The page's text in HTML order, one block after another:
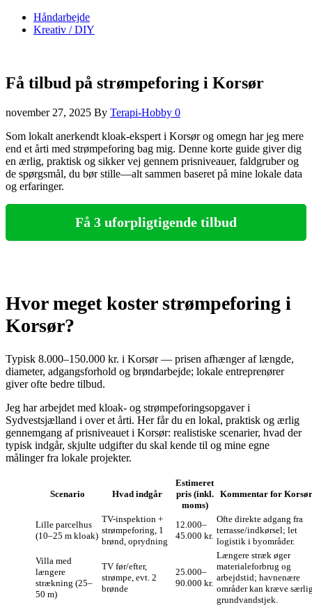
Håndarbejde
Kreativ / DIY
Få tilbud på strømpeforing i Korsør
november 27, 2025 By Terapi-Hobby 0
Som lokalt anerkendt kloak-ekspert i Korsør og omegn har jeg mere
end et årti med strømpeforing bag mig. Denne korte guide giver dig
en ærlig, praktisk og sikker vej gennem prisniveauer, faldgruber og
de spørgsmål, du bør stille—alt sammen baseret på mine lokale data
og erfaringer.
Få 3 uforpligtigende tilbud
Hvor meget koster strømpeforing i
Korsør?
Typisk 8.000–150.000 kr. i Korsør — prisen afhænger af længde,
diameter, adgangsforhold og brøndarbejde; lokale entreprenører
giver ofte bedre tilbud.
Jeg har arbejdet med kloak- og strømpeforingsopgaver i
Sydvestsjælland i over et årti. Her får du en lokal, praktisk og ærlig
gennemgang af prisniveauet i Korsør: realistiske scenarier, hvad der
typisk indgår, skjulte udgifter du skal kende til og mine egne
målinger fra lokale projekter.
Scenario Hvad indgår
Estimeret
pris (inkl.
moms)
Kommentar for Korsør
Lille parcelhus
(10–25 m kloak)
TV-inspektion +
strømpeforing, 1
brønd, oprydning
12.000–
45.000 kr.
Ofte direkte adgang fra
terrasse/indkørsel; let
logistik i byområder.
Villa med
længere
strækning (25–
50 m)
TV før/efter,
strømpe, evt. 2
brønde
25.000–
90.000 kr.
Længere stræk øger
materialeforbrug og
arbejdstid; havnenære
områder kan kræve
grundvandstjek.